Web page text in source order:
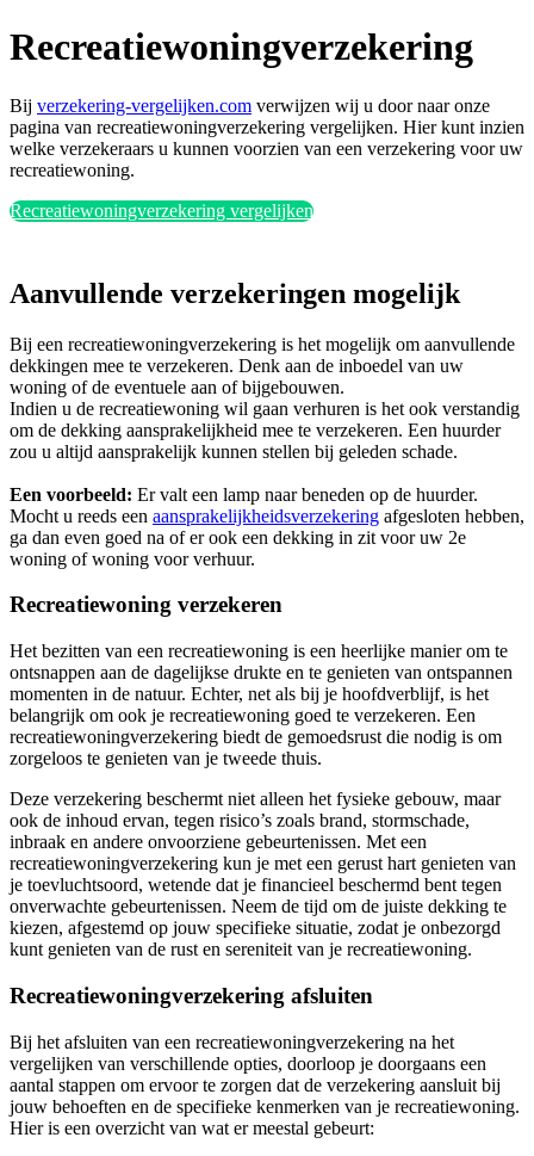
Recreatiewoningverzekering
Bij verzekering-vergelijken.com verwijzen wij u door naar onze
pagina van recreatiewoningverzekering vergelijken. Hier kunt inzien
welke verzekeraars u kunnen voorzien van een verzekering voor uw
recreatiewoning.
Recreatiewoningverzekering vergelijken
Aanvullende verzekeringen mogelijk
Bij een recreatiewoningverzekering is het mogelijk om aanvullende
dekkingen mee te verzekeren. Denk aan de inboedel van uw
woning of de eventuele aan of bijgebouwen.
Indien u de recreatiewoning wil gaan verhuren is het ook verstandig
om de dekking aansprakelijkheid mee te verzekeren. Een huurder
zou u altijd aansprakelijk kunnen stellen bij geleden schade.
Een voorbeeld: Er valt een lamp naar beneden op de huurder.
Mocht u reeds een aansprakelijkheidsverzekering afgesloten hebben,
ga dan even goed na of er ook een dekking in zit voor uw 2e
woning of woning voor verhuur.
Recreatiewoning verzekeren
Het bezitten van een recreatiewoning is een heerlijke manier om te
ontsnappen aan de dagelijkse drukte en te genieten van ontspannen
momenten in de natuur. Echter, net als bij je hoofdverblijf, is het
belangrijk om ook je recreatiewoning goed te verzekeren. Een
recreatiewoningverzekering biedt de gemoedsrust die nodig is om
zorgeloos te genieten van je tweede thuis.
Deze verzekering beschermt niet alleen het fysieke gebouw, maar
ook de inhoud ervan, tegen risico’s zoals brand, stormschade,
inbraak en andere onvoorziene gebeurtenissen. Met een
recreatiewoningverzekering kun je met een gerust hart genieten van
je toevluchtsoord, wetende dat je financieel beschermd bent tegen
onverwachte gebeurtenissen. Neem de tijd om de juiste dekking te
kiezen, afgestemd op jouw specifieke situatie, zodat je onbezorgd
kunt genieten van de rust en sereniteit van je recreatiewoning.
Recreatiewoningverzekering afsluiten
Bij het afsluiten van een recreatiewoningverzekering na het
vergelijken van verschillende opties, doorloop je doorgaans een
aantal stappen om ervoor te zorgen dat de verzekering aansluit bij
jouw behoeften en de specifieke kenmerken van je recreatiewoning.
Hier is een overzicht van wat er meestal gebeurt: